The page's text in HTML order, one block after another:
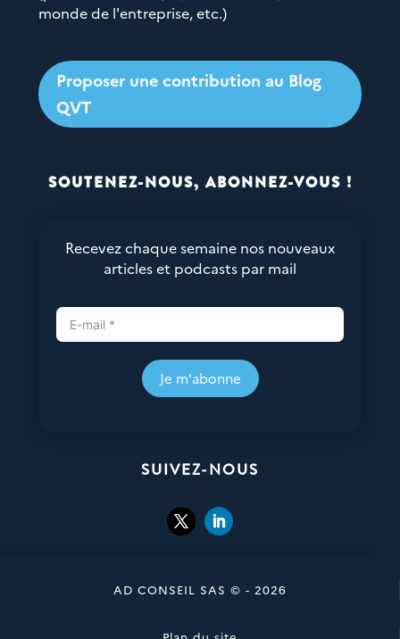
monde de l'entreprise, etc.)
Proposer une contribution au Blog
QVT
SOUTENEZ-NOUS, ABONNEZ-VOUS !
Recevez chaque semaine nos nouveaux
articles et podcasts par mail
Je m'abonne
SUIVEZ-NOUS
AD CONSEIL SAS © - 2026